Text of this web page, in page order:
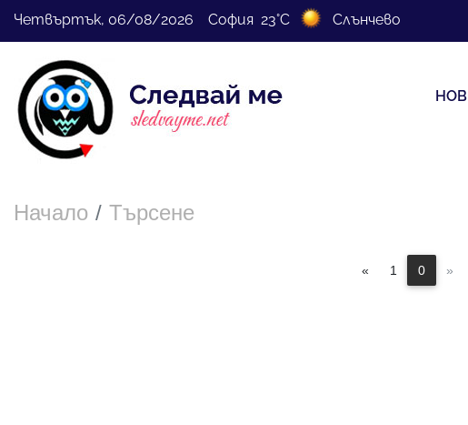
Четвъртък, 06/08/2026 София 23°C Слънчево
Начало Търсене
« 1 0 »